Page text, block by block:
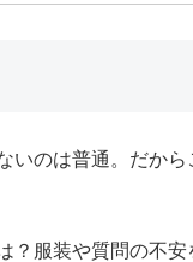
いのは普通。だから
？服装や質問の不安